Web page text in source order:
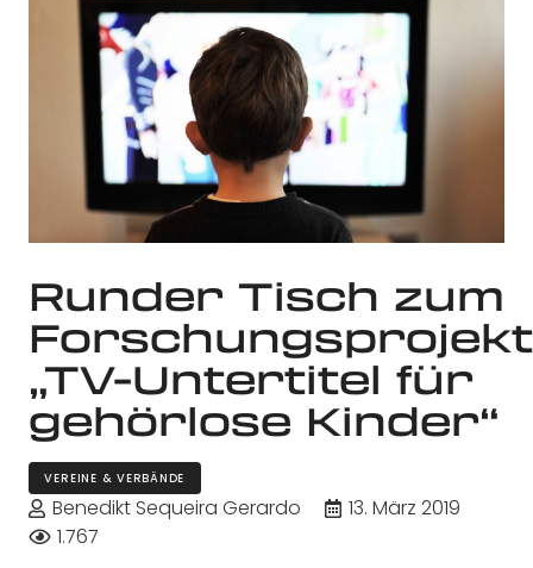
Runder Tisch zum
Forschungsprojekt
„TV-Untertitel für
gehörlose Kinder“
VEREINE & VERBÄNDE
Benedikt Sequeira Gerardo
13. März 2019
1.767